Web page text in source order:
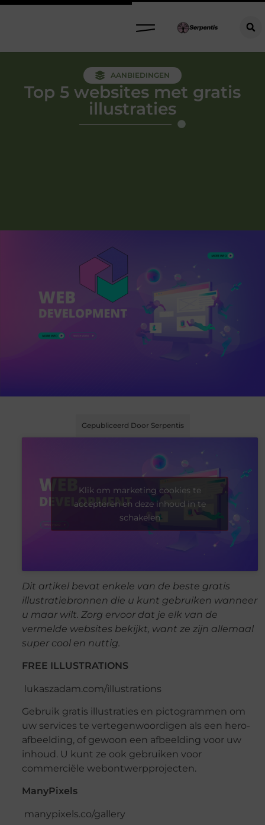
AANBIEDINGEN
Top 5 websites met gratis
illustraties
Gepubliceerd Door Serpentis
Klik om marketing cookies te
accepteren en deze inhoud in te
schakelen
Dit artikel bevat enkele van de beste gratis
illustratiebronnen die u kunt gebruiken wanneer
u maar wilt. Zorg ervoor dat je elk van de
vermelde websites bekijkt, want ze zijn allemaal
super cool en nuttig.
FREE ILLUSTRATIONS
lukaszadam.com/illustrations
Gebruik gratis illustraties en pictogrammen om
uw services te vertegenwoordigen als een hero-
afbeelding, of gewoon een afbeelding voor uw
inhoud. U kunt ze ook gebruiken voor
commerciële webontwerpprojecten.
ManyPixels
manypixels.co/gallery